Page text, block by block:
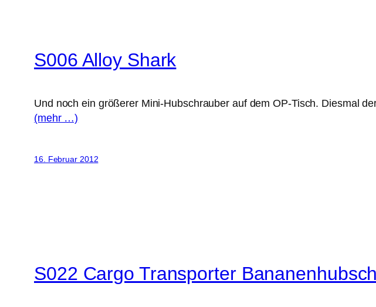
S006 Alloy Shark
Und noch ein größerer Mini-Hubschrauber auf dem OP-Tisch. Diesmal
(mehr …)
16. Februar 2012
S022 Cargo Transporter